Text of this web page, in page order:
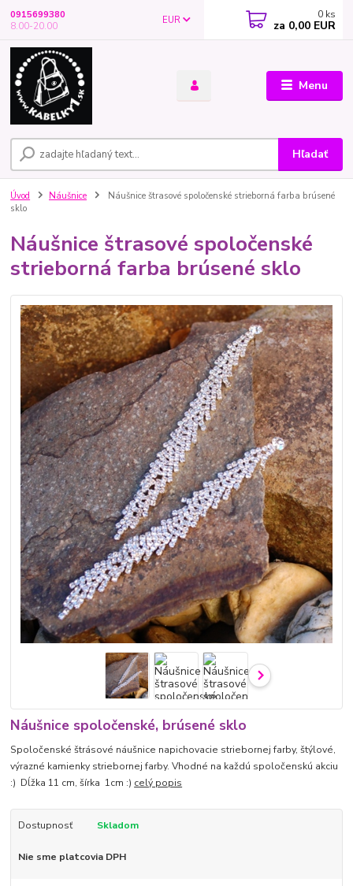
Menu
EUR
Hľadať
0915699380
8.00-20.00
0 ks
za 0,00 EUR
Úvod Náušnice
Náušnice štrasové spoločenské strieborná farba brúsené
sklo
Náušnice štrasové spoločenské
strieborná farba brúsené sklo
Náušnice spoločenské, brúsené sklo
Spoločenské štrásové náušnice napichovacie striebornej farby, štýlové,
výrazné kamienky striebornej farby. Vhodné na každú spoločenskú akciu
:) Dĺžka 11 cm, šírka 1cm :) celý popis
Dostupnosť Skladom
Nie sme platcovia DPH